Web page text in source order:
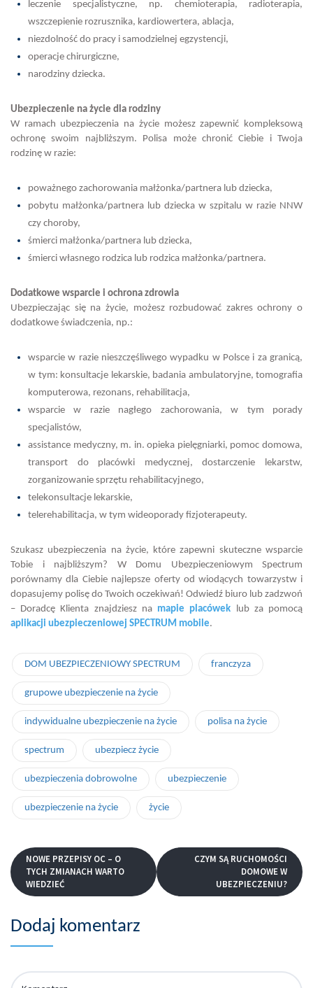
leczenie specjalistyczne, np. chemioterapia, radioterapia,
wszczepienie rozrusznika, kardiowertera, ablacja,
niezdolność do pracy i samodzielnej egzystencji,
operacje chirurgiczne,
narodziny dziecka.
Ubezpieczenie na życie dla rodziny
W ramach ubezpieczenia na życie możesz zapewnić kompleksową
ochronę swoim najbliższym. Polisa może chronić Ciebie i Twoja
rodzinę w razie:
poważnego zachorowania małżonka/partnera lub dziecka,
pobytu małżonka/partnera lub dziecka w szpitalu w razie NNW
czy choroby,
śmierci małżonka/partnera lub dziecka,
śmierci własnego rodzica lub rodzica małżonka/partnera.
Dodatkowe wsparcie i ochrona zdrowia
Ubezpieczając się na życie, możesz rozbudować zakres ochrony o
dodatkowe świadczenia, np.:
wsparcie w razie nieszczęśliwego wypadku w Polsce i za granicą,
w tym: konsultacje lekarskie, badania ambulatoryjne, tomografia
komputerowa, rezonans, rehabilitacja,
wsparcie w razie nagłego zachorowania, w tym porady
specjalistów,
assistance medyczny, m. in. opieka pielęgniarki, pomoc domowa,
transport do placówki medycznej, dostarczenie lekarstw,
zorganizowanie sprzętu rehabilitacyjnego,
telekonsultacje lekarskie,
telerehabilitacja, w tym wideoporady fizjoterapeuty.
Szukasz ubezpieczenia na życie, które zapewni skuteczne wsparcie
Tobie i najbliższym? W Domu Ubezpieczeniowym Spectrum
porównamy dla Ciebie najlepsze oferty od wiodących towarzystw i
dopasujemy polisę do Twoich oczekiwań! Odwiedź biuro lub zadzwoń
– Doradcę Klienta znajdziesz na mapie placówek lub za pomocą
aplikacji ubezpieczeniowej SPECTRUM mobile.
DOM UBEZPIECZENIOWY SPECTRUM franczyza
grupowe ubezpieczenie na życie
indywidualne ubezpieczenie na życie polisa na życie
spectrum ubezpiecz życie
ubezpieczenia dobrowolne ubezpieczenie
ubezpieczenie na życie życie
NOWE PRZEPISY OC – O
TYCH ZMIANACH WARTO
WIEDZIEĆ
CZYM SĄ RUCHOMOŚCI
DOMOWE W
UBEZPIECZENIU?
Dodaj komentarz